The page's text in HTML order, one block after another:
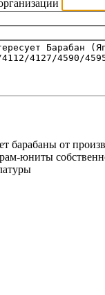
барабаны от
юниты